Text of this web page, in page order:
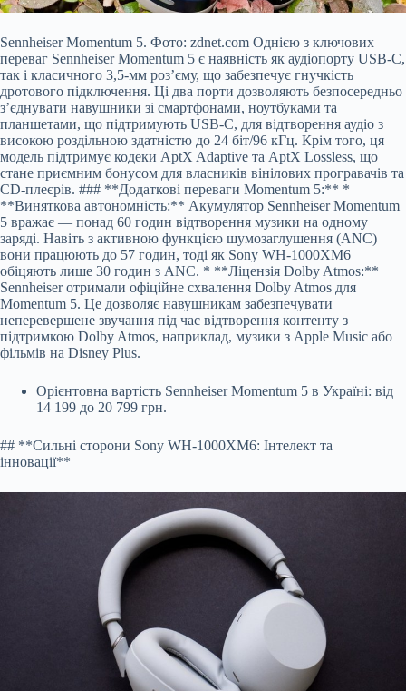
Sennheiser Momentum 5. Фото: zdnet.com Однією з ключових
переваг Sennheiser Momentum 5 є наявність як аудіопорту USB-C,
так і класичного 3,5-мм роз’єму, що забезпечує гнучкість
дротового підключення. Ці два порти дозволяють безпосередньо
з’єднувати навушники зі смартфонами, ноутбуками та
планшетами, що підтримують USB-C, для відтворення аудіо з
високою роздільною здатністю до 24 біт/96 кГц. Крім того, ця
модель підтримує кодеки AptX Adaptive та AptX Lossless, що
стане приємним бонусом для власників вінілових програвачів та
CD-плеєрів. ### **Додаткові переваги Momentum 5:** *
**Виняткова автономність:** Акумулятор Sennheiser Momentum
5 вражає — понад 60 годин відтворення музики на одному
заряді. Навіть з активною функцією шумозаглушення (ANC)
вони працюють до 57 годин, тоді як Sony WH-1000XM6
обіцяють лише 30 годин з ANC. * **Ліцензія Dolby Atmos:**
Sennheiser отримали офіційне схвалення Dolby Atmos для
Momentum 5. Це дозволяє навушникам забезпечувати
неперевершене звучання під час відтворення контенту з
підтримкою Dolby Atmos, наприклад, музики з Apple Music або
фільмів на Disney Plus.
Орієнтовна вартість Sennheiser Momentum 5 в Україні: від
14 199 до 20 799 грн.
## **Сильні сторони Sony WH-1000XM6: Інтелект та
інновації**